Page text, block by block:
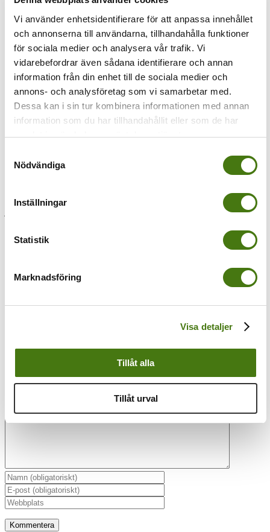
Vi använder enhetsidentifierare för att anpassa innehållet
och annonserna till användarna, tillhandahålla funktioner
för sociala medier och analysera vår trafik. Vi
vidarebefordrar även sådana identifierare och annan
information från din enhet till de sociala medier och
annons- och analysföretag som vi samarbetar med.
Dessa kan i sin tur kombinera informationen med annan
information som du har tillhandahållit eller som de har
samlat in när du har använt deras tjänster.
Nödvändiga
Inställningar
Statistik
Marknadsföring
Visa detaljer
Tillåt alla
Tillåt urval
Föregående
sierra-nevada-liften-turisterna
AvAnna Kleinwichs Magnusson 2015-01-11T21:08:42+01:00 11
Share This Story, Choose Your Platform!
Magnusson
Lämna en kommentar
Kommentar